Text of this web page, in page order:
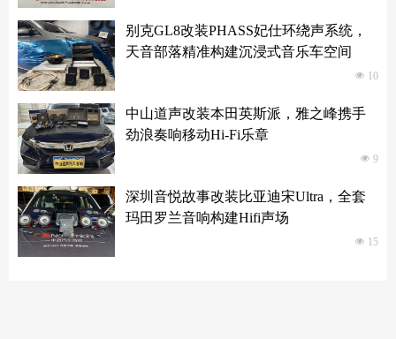
别克GL8改装PHASS妃仕环绕声系统，
天音部落精准构建沉浸式音乐车空间
넶 10
中山道声改装本田英斯派，雅之峰携手
劲浪奏响移动Hi-Fi乐章
넶 9
深圳音悦故事改装比亚迪宋Ultra，全套
玛田罗兰音响构建Hifi声场
넶 15